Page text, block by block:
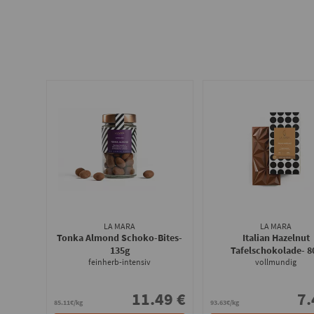
LA MARA
Tonka Almond Schoko-Bites-
135g
feinherb-intensiv
85.11€/kg 11.49 €
LA MARA
Italian Hazelnut
Tafelschokolade-
vollmundig
93.63€/kg